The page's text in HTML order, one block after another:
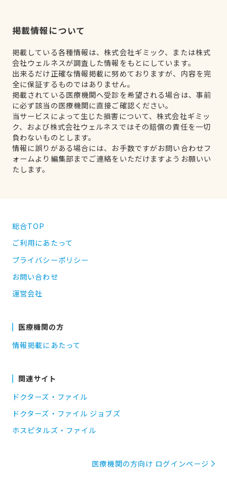
掲載情報について
掲載している各種情報は、株式会社ギミック、または株式
会社ウェルネスが調査した情報をもとにしています。
出来るだけ正確な情報掲載に努めておりますが、内容を完
全に保証するものではありません。
掲載されている医療機関へ受診を希望される場合は、事前
に必ず該当の医療機関に直接ご確認ください。
当サービスによって生じた損害について、株式会社ギミッ
ク、および株式会社ウェルネスではその賠償の責任を一切
負わないものとします。
情報に誤りがある場合には、お手数ですがお問い合わせフ
ォームより編集部までご連絡をいただけますようお願いい
たします。
総合TOP
ご利用にあたって
プライバシーポリシー
お問い合わせ
運営会社
医療機関の方
情報掲載にあたって
関連サイト
ドクターズ・ファイル
ドクターズ・ファイル ジョブズ
ホスピタルズ・ファイル
医療機関の方向け ログインページ